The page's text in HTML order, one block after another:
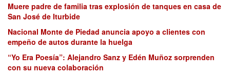
Muere padre de familia tras explosión de tanques en casa de
San José de Iturbide
Nacional Monte de Piedad anuncia apoyo a clientes con
empeño de autos durante la huelga
“Yo Era Poesía”: Alejandro Sanz y Edén Muñoz sorprenden
con su nueva colaboración